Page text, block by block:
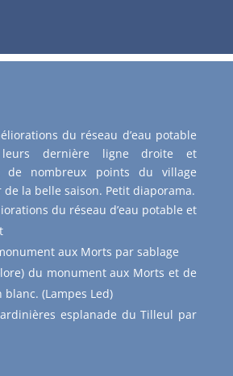
du réseau d’eau potable
dernière ligne droite et
de nombreux points du village
la belle saison. Petit diaporama.
du réseau d’eau potable et
aux Morts par sablage
du monument aux Morts et de
(Lampes Led)
esplanade du Tilleul par